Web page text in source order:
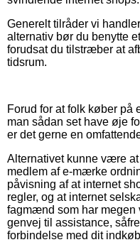
Generelt tilråder vi
alternativ bør du benytte
forudsat du tilstræber at
tidsrum.
Forud for at folk køber på
man sådan set have øje
er det gerne en
Alternativet kunne være
medlem af e-mærke
påvisning af at internet
regler, og at internet
fagmænd som har megen
genvej til assistance,
forbindelse med dit